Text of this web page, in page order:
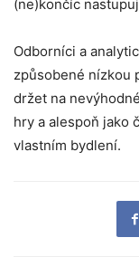
(ne)končíc
Odborníci a
způsobené nízkou
držet na
hry a alespoň jako
vlastním bydlení.